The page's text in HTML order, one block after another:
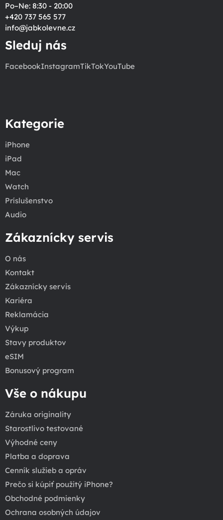
Po–Ne: 8:30 - 20:00
+420 737 565 577
info@jabkolevne.cz
Sleduj nás
FacebookInstagramTikTokYouTube
Kategorie
iPhone
iPad
Mac
Watch
Príslušenstvo
Audio
Zákaznícky servis
O nás
Kontakt
Zákaznícky servis
Kariéra
Reklamácia
Výkup
Stavy produktov
eSIM
Bonusový program
Vše o nákupu
Záruka originality
Starostlivo testované
Výhodné ceny
Platba a doprava
Cenník služieb a opráv
Prečo si kúpiť použitý iPhone?
Obchodné podmienky
Ochrana osobných údajov